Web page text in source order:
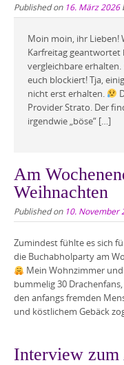
Published on 16. März 2026
Moin moin, ihr Lieben!
Karfreitag geantwortet
vergleichbare erhalten.
euch blockiert! Tja,
nicht erst erhalten.
Provider Strato. Der
irgendwie „böse“ […]
Am
Weihnachten
Published on 10. November
Zumindest fühlte es sich
die Buchabholparty am
Mein Wohnzimmer
bummelig 30
den anfangs fremden
und köstlichem Gebäck
Interview zum